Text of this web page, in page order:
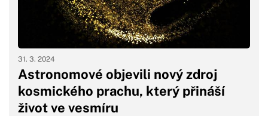
Astronomové objevili nový zdroj
kosmického prachu, který přináší
život ve vesmíru
31. 3. 2024